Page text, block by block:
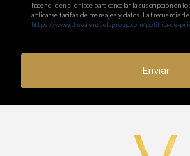
hacer clic en el enlace para cancelar la suscripción en
aplicarse tarifas de mensajes y datos. La frecuencia
https://www.thevalenzuelagroup.com/politica-de-
Enviar